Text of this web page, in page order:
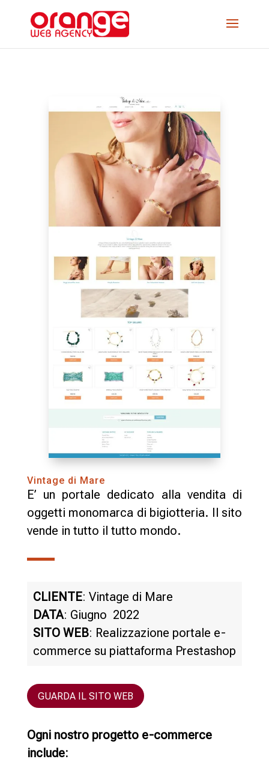
Vintage di Mare
E’ un portale dedicato alla vendita di
oggetti monomarca di bigiotteria. Il sito
vende in tutto il tutto mondo.
CLIENTE: Vintage di Mare
DATA: Giugno 2022
SITO WEB: Realizzazione portale e-
commerce su piattaforma Prestashop
GUARDA IL SITO WEB
Ogni nostro progetto e-commerce
include: